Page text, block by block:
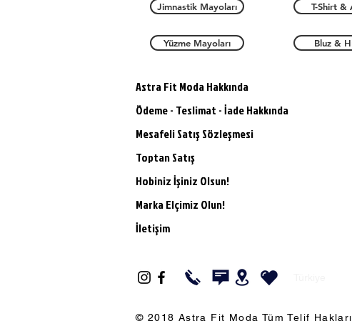
Jimnastik Mayoları
Yüzme Mayoları
T-Shirt &
Bluz &
Astra Fit Moda Hakkında
Ödeme - Teslimat - İade Hakkında
Mesafeli Satış Sözleşmesi
Toptan Satış
Hobiniz İşiniz Olsun!
Marka Elçimiz Olun!
İletişim
© 2018 Astra Fit Moda Tüm Telif Hakları